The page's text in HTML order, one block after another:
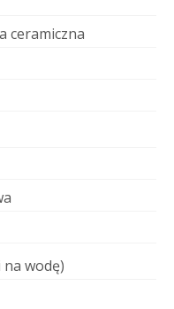
ceramiczna
wodę)